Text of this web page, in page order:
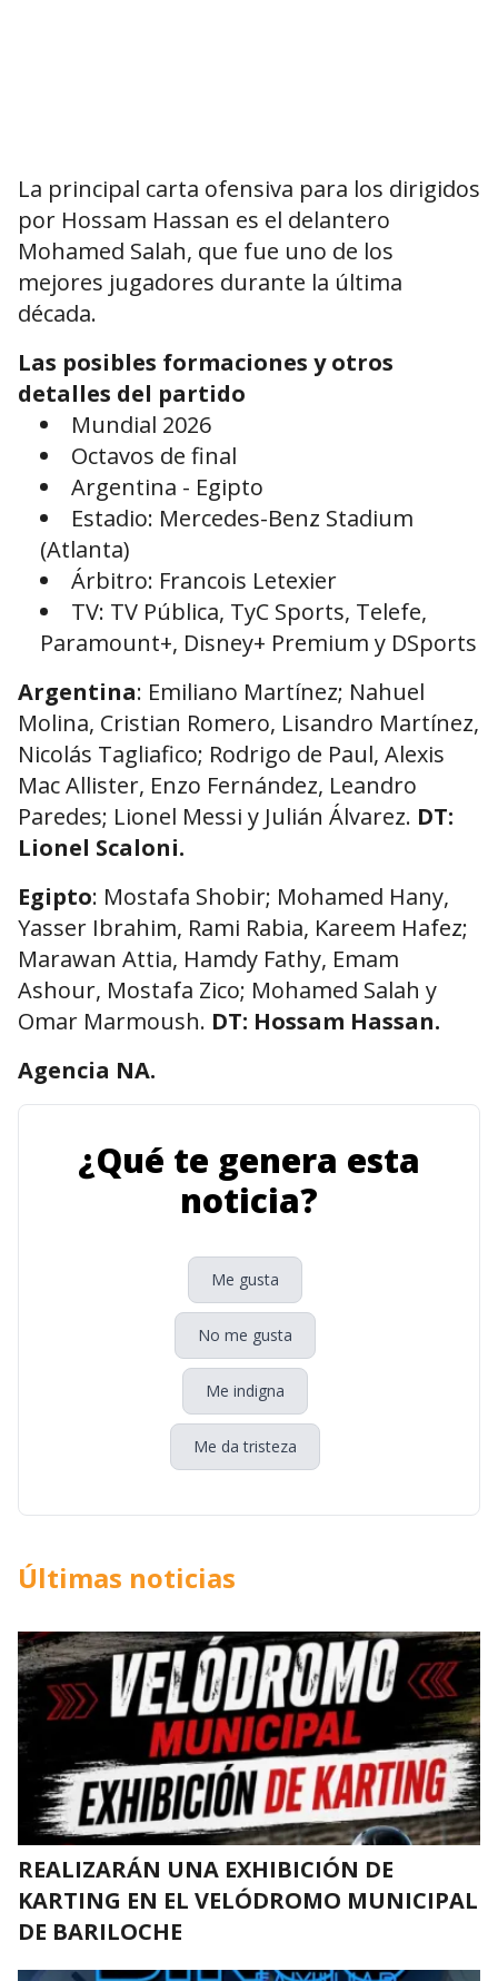
La principal carta ofensiva para los dirigidos
por Hossam Hassan es el delantero
Mohamed Salah, que fue uno de los
mejores jugadores durante la última
década.
Las posibles formaciones y otros
detalles del partido
Mundial 2026
Octavos de final
Argentina - Egipto
Estadio: Mercedes-Benz Stadium
(Atlanta)
Árbitro: Francois Letexier
TV: TV Pública, TyC Sports, Telefe,
Paramount+, Disney+ Premium y DSports
Argentina: Emiliano Martínez; Nahuel
Molina, Cristian Romero, Lisandro Martínez,
Nicolás Tagliafico; Rodrigo de Paul, Alexis
Mac Allister, Enzo Fernández, Leandro
Paredes; Lionel Messi y Julián Álvarez. DT:
Lionel Scaloni.
Egipto: Mostafa Shobir; Mohamed Hany,
Yasser Ibrahim, Rami Rabia, Kareem Hafez;
Marawan Attia, Hamdy Fathy, Emam
Ashour, Mostafa Zico; Mohamed Salah y
Omar Marmoush. DT: Hossam Hassan.
Agencia NA.
¿Qué te genera esta
noticia?
Me gusta
No me gusta
Me indigna
Me da tristeza
Últimas noticias
REALIZARÁN UNA EXHIBICIÓN DE
KARTING EN EL VELÓDROMO MUNICIPAL
DE BARILOCHE